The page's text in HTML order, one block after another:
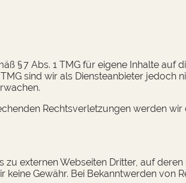
§ 7 Abs. 1 TMG für eigene Inhalte auf
sind wir als Diensteanbieter
Rechtsverletzungen werden
externen Webseiten Dritter, auf
keine Gewähr. Bei Bekanntwerden von